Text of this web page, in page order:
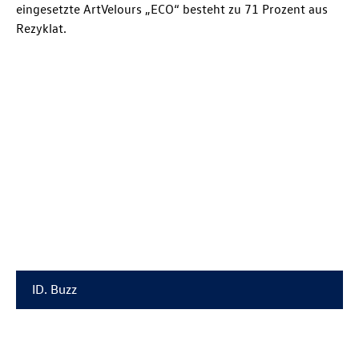
eingesetzte ArtVelours „ECO“ besteht zu 71 Prozent aus
Rezyklat.
ID. Buzz